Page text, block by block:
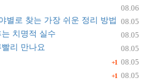
08.06
08.05
별로 찾는 가장 쉬운 정리 방법
08.05
치명적 실수
08.05
리 만나요
+1 08.05
+1 08.05